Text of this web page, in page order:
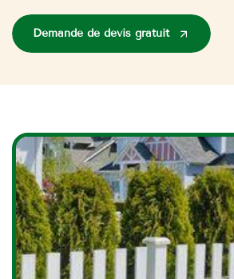
Demande de devis gratuit